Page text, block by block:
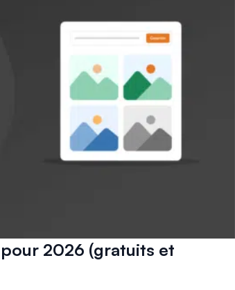
2026 (gratuits et